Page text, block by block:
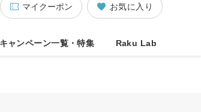
お気に入り
マイクーポン
キャンペーン一覧・特集 Raku Lab